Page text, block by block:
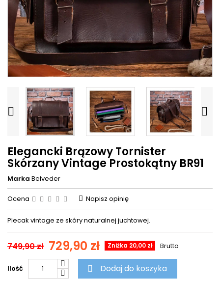
 
Elegancki Brązowy Tornister
Skórzany Vintage Prostokątny BR91
Marka Belveder
Ocena Napisz opinię
Plecak vintage ze skóry naturalnej juchtowej.
749,90 zł 729,90 zł Zniżka 20,00 zł Brutto
Ilość  Dodaj do koszyka